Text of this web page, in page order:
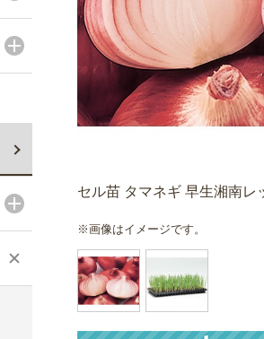
セル苗 タマネギ 早生湘南レ
※画像はイメージです。